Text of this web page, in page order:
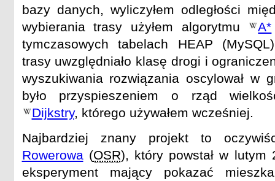
bazy danych, wyliczyłem odległości
wybierania trasy użyłem algorytmu
A*
tymczasowych tabelach HEAP
trasy uwzględniało klasę drogi i
wyszukiwania rozwiązania oscylował w
było przyspieszeniem o rząd
Dijkstry, którego używałem wcześniej.
Najbardziej znany projekt to
Rowerowa (OSR), który powstał w lutym
eksperyment mający pokazać